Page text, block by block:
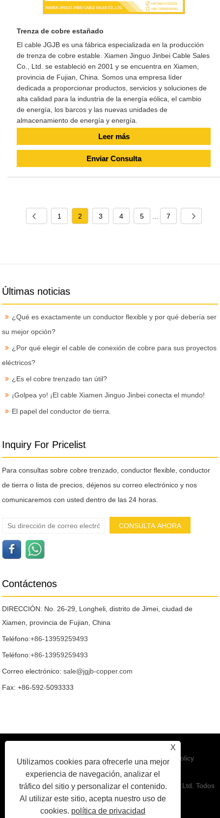
Trenza de cobre estañado
El cable JGJB es una fábrica especializada en la producción
de trenza de cobre estable. Xiamen Jinguo Jinbei Cable Sales
Co., Ltd. se estableció en 2001 y se encuentra en Xiamen,
provincia de Fujian, China. Somos una empresa líder
dedicada a proporcionar productos, servicios y soluciones de
alta calidad para la industria de la energía eólica, el cambio
de energía, los barcos y las nuevas unidades de
almacenamiento de energía y energía.
Leer más
Enviar Consulta
1 2 3 4 5 7
Últimas noticias
¿Qué es exactamente un conductor flexible y por qué debería ser
su mejor opción?
¿Por qué elegir el cable de conexión de cobre para sus proyectos
eléctricos?
¿Es el cobre trenzado tan útil?
¡Golpea yo! ¡El cable Xiamen Jinguo Jinbei conecta el mundo!
El papel del conductor de tierra.
Inquiry For Pricelist
Para consultas sobre cobre trenzado, conductor flexible, conductor
de tierra o lista de precios, déjenos su correo electrónico y nos
comunicaremos con usted dentro de las 24 horas.
Contáctenos
DIRECCIÓN: No. 26-29, Longheli, distrito de Jimei, ciudad de
Xiamen, provincia de Fujian, China
Teléfono:+86-13959259493
Teléfono:+86-13959259493
Correo electrónico:sale@jgjb-copper.com
Fax: +86-592-5093333
Enlaces|Sitemap| RSS|XML|Privacy Policy
Copyright © 2025 Xiamen jinguo Jinbei Cable Sales Co., Ltd. Todos
los derechos reservados.
X
Utilizamos cookies para ofrecerle una mejor
experiencia de navegación, analizar el
tráfico del sitio y personalizar el contenido.
Al utilizar este sitio, acepta nuestro uso de
cookies. política de privacidad